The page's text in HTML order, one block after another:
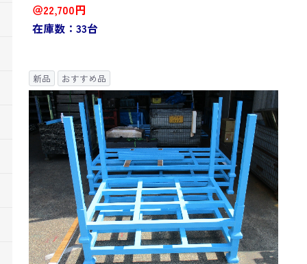
＠22,700円
在庫数：33台
新品 おすすめ品